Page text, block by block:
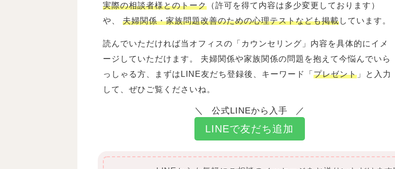
実際の相談者様とのトーク （許可を得て内容は多少変更しております）
や、 夫婦関係・家族問題改善のための心理テストなども掲載しています。
読んでいただければ当オフィスの「カウンセリング」内容を具体的にイメ
ージしていただけます。 夫婦関係や家族関係の問題を抱えて今悩んでいら
っしゃる方、まずはLINE友だち登録後、キーワード「 プレゼント 」と入力
して、ぜひご覧くださいね。
公式LINEから入手
LINEで友だち追加